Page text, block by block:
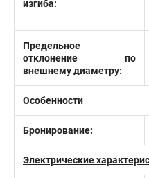
изгиба:
Предельное
отклонение по
внешнему диаметру:
Особенности
Бронирование:
Электрические